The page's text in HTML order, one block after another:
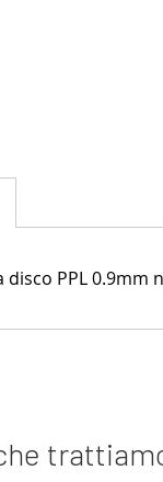
disco PPL